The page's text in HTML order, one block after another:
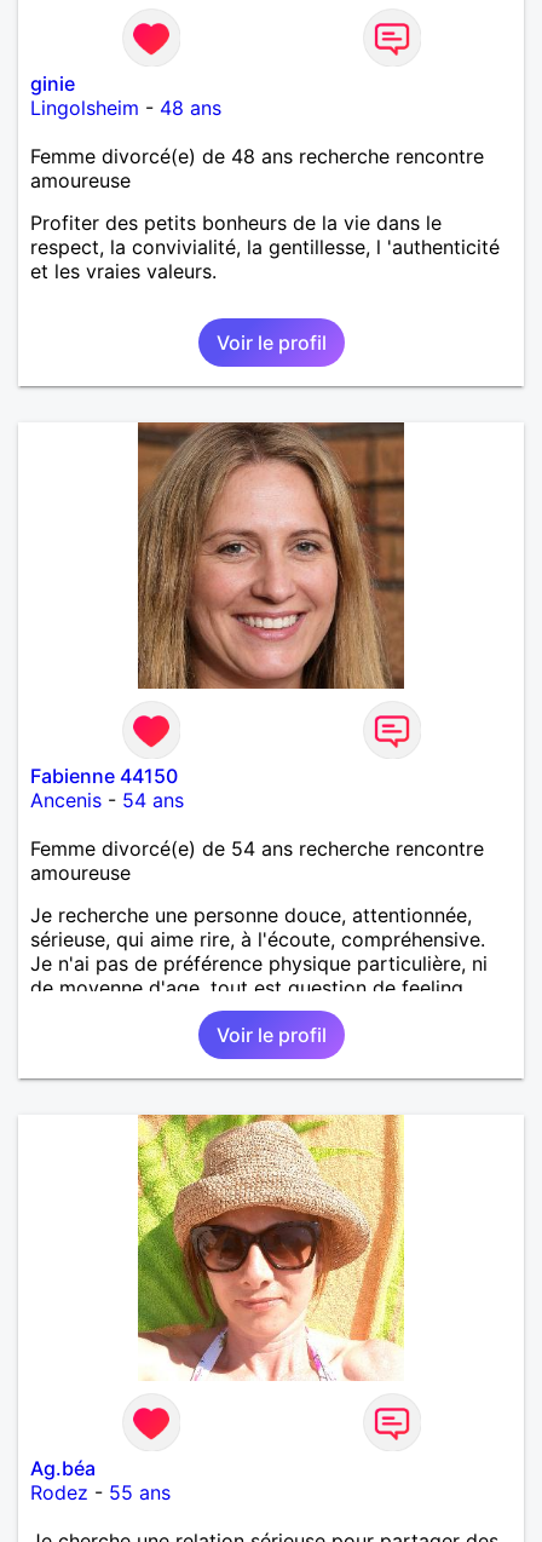
ginie
Lingolsheim - 48 ans
Femme divorcé(e) de 48 ans recherche rencontre
amoureuse
Profiter des petits bonheurs de la vie dans le
respect, la convivialité, la gentillesse, l 'authenticité
et les vraies valeurs.
Voir le profil
Fabienne 44150
Ancenis - 54 ans
Femme divorcé(e) de 54 ans recherche rencontre
amoureuse
Je recherche une personne douce, attentionnée,
sérieuse, qui aime rire, à l'écoute, compréhensive.
Je n'ai pas de préférence physique particulière, ni
de moyenne d'age, tout est question de feeling.
Voir le profil
Ag.béa
Rodez - 55 ans